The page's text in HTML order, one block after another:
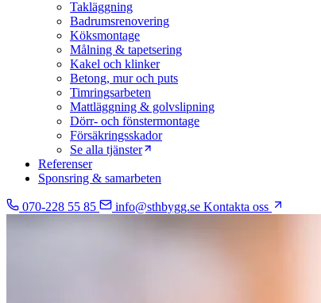
Takläggning
Badrumsrenovering
Köksmontage
Målning & tapetsering
Kakel och klinker
Betong, mur och puts
Timringsarbeten
Mattläggning & golvslipning
Dörr- och fönstermontage
Försäkringsskador
Se alla tjänster
Referenser
Sponsring & samarbeten
070-228 55 85 info@sthbygg.se Kontakta oss